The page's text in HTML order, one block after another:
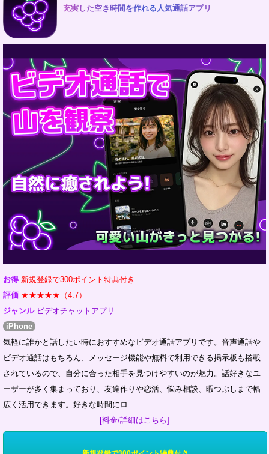
充実した空き時間を作れる人気通話アプリ
お得 新規登録で300ポイント特典付き
評価 ★★★★★（4.7）
ジャンル ビデオチャットアプリ
iPhone
気軽に誰かと話したい時におすすめなビデオ通話アプリです。音声通話や
ビデオ通話はもちろん、メッセージ機能や無料で利用できる掲示板も搭載
されているので、自分に合った相手を見つけやすいのが魅力。話好きなユ
ーザーが多く集まっており、友達作りや恋活、悩み相談、暇つぶしまで幅
広く活用できます。好きな時間にロ...…
[料金/詳細はこちら]